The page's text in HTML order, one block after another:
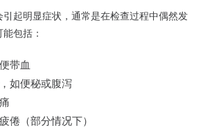
引起明显症状，通常是在检查过程中偶然发
包括：
带血
如便秘或腹泻
倦（部分情况下）